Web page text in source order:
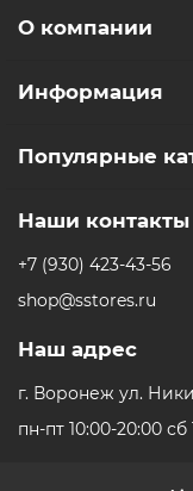
Количество ядер
Тип видеокарты:
Тип видеопамяти:
Тип оперативной
Частота
О компании
Информация
Популярные
Наши контакты
+7 (930) 423-43-56
shop@sstores.ru
Наш адрес
г. Воронеж ул.
пн-пт 10:00-20:00 сб